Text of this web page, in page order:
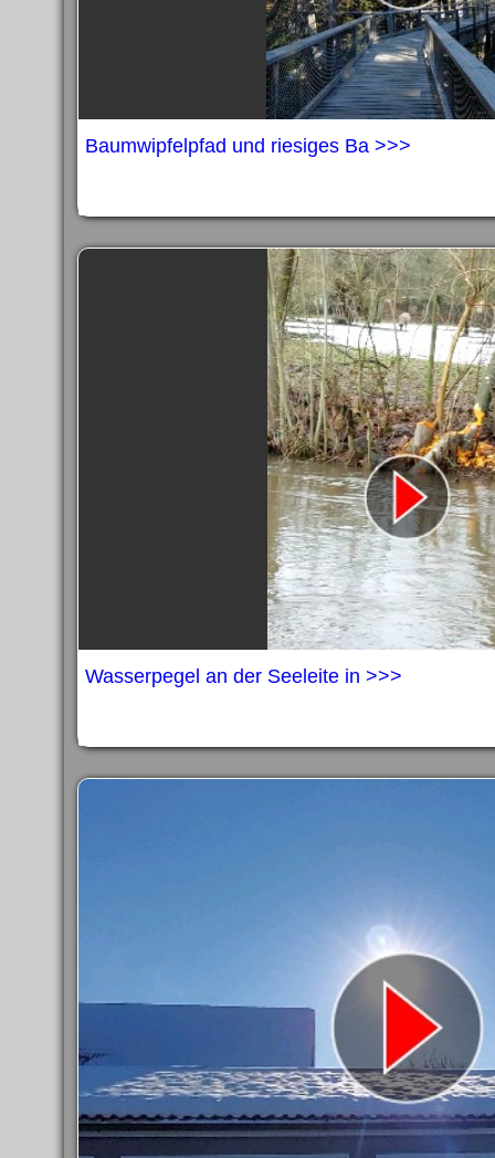
Baumwipfelpfad und riesiges Ba >>>
Wasserpegel an der Seeleite in >>>